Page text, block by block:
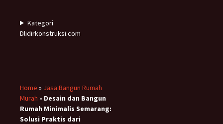
Kategori
Dlidirkonstruksi.com
Home » Jasa Bangun Rumah
Murah » Desain dan Bangun
Rumah Minimalis Semarang:
Solusi Praktis dari